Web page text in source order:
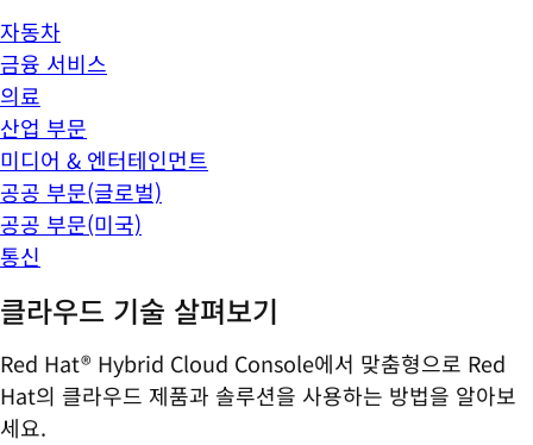
자동차
금융 서비스
의료
산업 부문
미디어 & 엔터테인먼트
공공 부문(글로벌)
공공 부문(미국)
통신
클라우드 기술 살펴보기
Red Hat® Hybrid Cloud Console에서 맞춤형으로 Red
Hat의 클라우드 제품과 솔루션을 사용하는 방법을 알아보
세요.